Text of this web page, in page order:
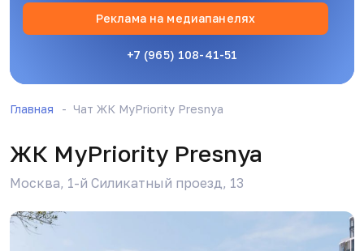
Реклама на медиапанелях
+7 (965) 108-41-51
Главная Чат ЖК MyPriority Presnya
ЖК MyPriority Presnya
Москва, 1-й Силикатный проезд, 13